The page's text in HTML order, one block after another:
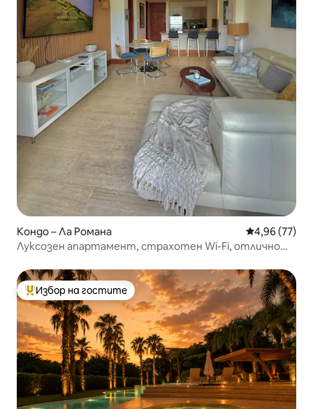
Кондо – Ла Романа Средна
4,96 (77)
Луксозен апартамент, страхотен Wi-Fi, отлично
Най-популярен избор на гостите
Избор на гостите